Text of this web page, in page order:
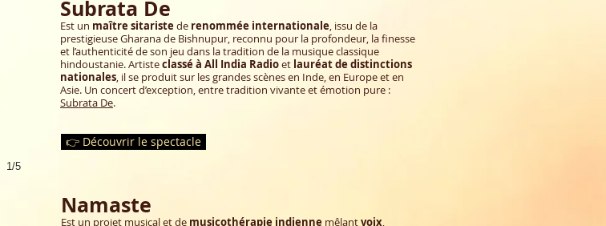
1/5
👉 Découvrir le spectacle
Subrata De
Est un maître sitariste de renommée internationale, issu de la
prestigieuse Gharana de Bishnupur, reconnu pour la profondeur, la finesse
et l’authenticité de son jeu dans la tradition de la musique classique
hindoustanie. Artisteclassé à All India Radioet lauréat de distinctions
nationales, il se produit sur les grandes scènes en Inde, en Europe et en
Asie. Un concert d’exception, entre tradition vivante et émotion pure :
Subrata De.
Namaste
Est un projet musical et de musicothérapie indienne mêlantvoix,